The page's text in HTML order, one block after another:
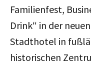
Familienfest,
Drink“ in der
Stadthotel in
historischen